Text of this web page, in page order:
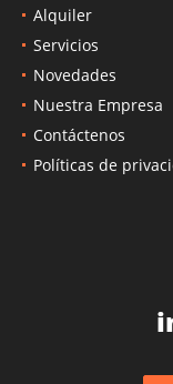
Ventas
Alquiler
Servicios
Novedades
Nuestra Empresa
Contáctenos